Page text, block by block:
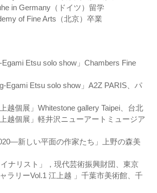
in Germany（ドイツ）留学
of Fine Arts（北京）卒業
Etsu solo show」Chambers Fine
Egami Etsu solo show」A2Z PARIS、パ
越個展」Whitestone gallery Taipei、台北
越個展」軽井沢ニューアートミュージア
新しい平面の作家たち」上野の森美
イナリスト」，現代芸術振興財団、東京
ラリーVol.1 江上越 」千葉市美術館、千